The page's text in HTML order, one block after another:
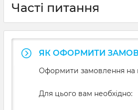
Часті питання
ЯК ОФОРМИТИ
Оформити замовлення на
Для цього вам необхідно: